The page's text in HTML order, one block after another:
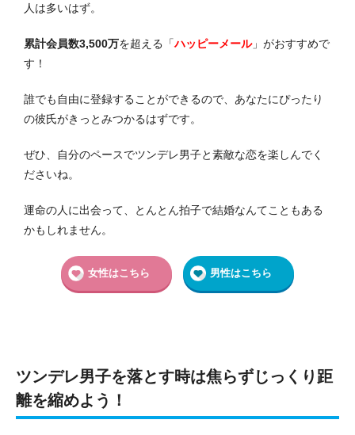
人は多いはず。
累計会員数3,500万を超える 「ハッピーメール」がおすすめで
す！
誰でも自由に登録することができるので、 あなたにぴったり
の彼氏がきっとみつかるはずです。
ぜひ、自分のペースでツンデレ男子と素敵な恋を楽しんでく
ださいね。
運命の人に出会って、とんとん拍子で結婚なんてこともある
かもしれません。
女性はこちら 男性はこちら
ツンデレ男子を落とす時は焦らずじっくり距
離を縮めよう！